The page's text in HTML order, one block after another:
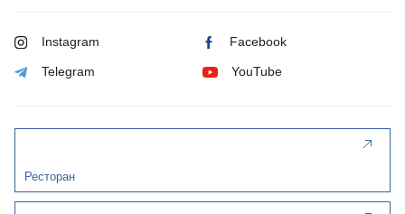
Instagram Facebook
Telegram YouTube
Ресторан